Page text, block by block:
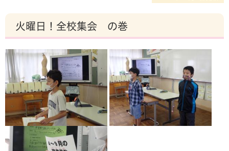
火曜日！全校集会 の巻